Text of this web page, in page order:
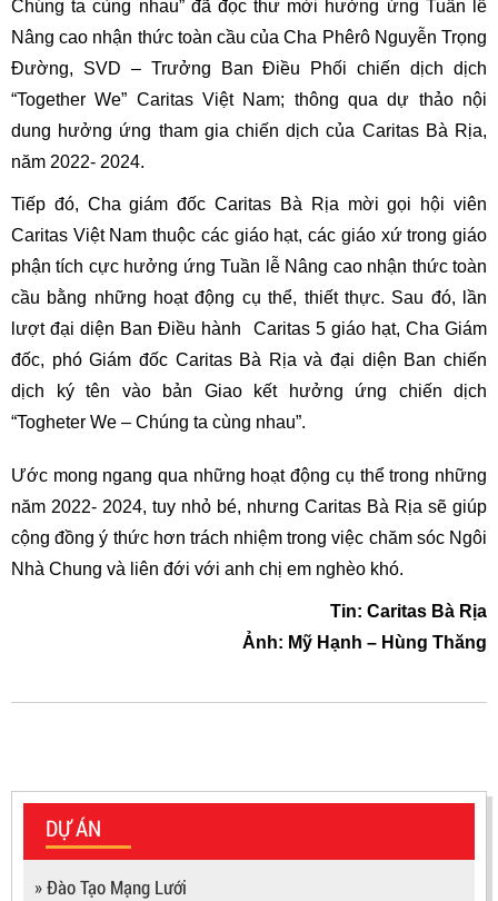
Chúng ta cùng nhau” đã đọc thư mời hưởng ứng Tuần lễ
Nâng cao nhận thức toàn cầu của Cha Phêrô Nguyễn Trọng
Đường, SVD – Trưởng Ban Điều Phối chiến dịch dịch
“Together We” Caritas Việt Nam; thông qua dự thảo nội
dung hưởng ứng tham gia chiến dịch của Caritas Bà Rịa,
năm 2022- 2024.
Tiếp đó, Cha giám đốc Caritas Bà Rịa mời gọi hội viên
Caritas Việt Nam thuộc các giáo hạt, các giáo xứ trong giáo
phận tích cực hưởng ứng Tuần lễ Nâng cao nhận thức toàn
cầu bằng những hoạt động cụ thể, thiết thực. Sau đó, lần
lượt đại diện Ban Điều hành Caritas 5 giáo hạt, Cha Giám
đốc, phó Giám đốc Caritas Bà Rịa và đại diện Ban chiến
dịch ký tên vào bản Giao kết hưởng ứng chiến dịch
“Togheter We – Chúng ta cùng nhau”.
Ước mong ngang qua những hoạt động cụ thể trong những
năm 2022- 2024, tuy nhỏ bé, nhưng Caritas Bà Rịa sẽ giúp
cộng đồng ý thức hơn trách nhiệm trong việc chăm sóc Ngôi
Nhà Chung và liên đới với anh chị em nghèo khó.
Tin: Caritas Bà Rịa
Ảnh: Mỹ Hạnh – Hùng Thăng
DỰ ÁN
» Đào Tạo Mạng Lưới